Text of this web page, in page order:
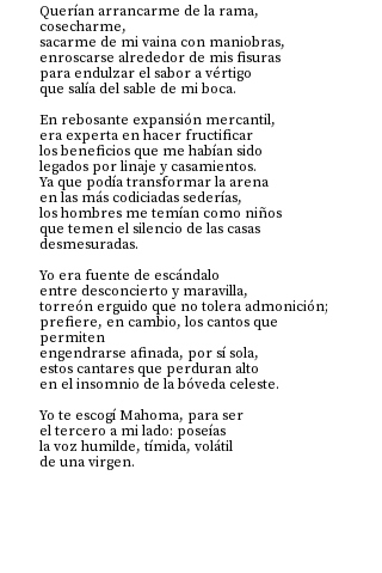
Querían arrancarme de la rama,
cosecharme,
sacarme de mi vaina con maniobras,
enroscarse alrededor de mis fisuras
para endulzar el sabor a vértigo
que salía del sable de mi boca.
En rebosante expansión mercantil,
era experta en hacer fructificar
los beneficios que me habían sido
legados por linaje y casamientos.
Ya que podía transformar la arena
en las más codiciadas sederías,
los hombres me temían como niños
que temen el silencio de las casas
desmesuradas.
Yo era fuente de escándalo
entre desconcierto y maravilla,
torreón erguido que no tolera admonición;
prefiere, en cambio, los cantos que
permiten
engendrarse afinada, por sí sola,
estos cantares que perduran alto
en el insomnio de la bóveda celeste.
Yo te escogí Mahoma, para ser
el tercero a mi lado: poseías
la voz humilde, tímida, volátil
de una virgen.